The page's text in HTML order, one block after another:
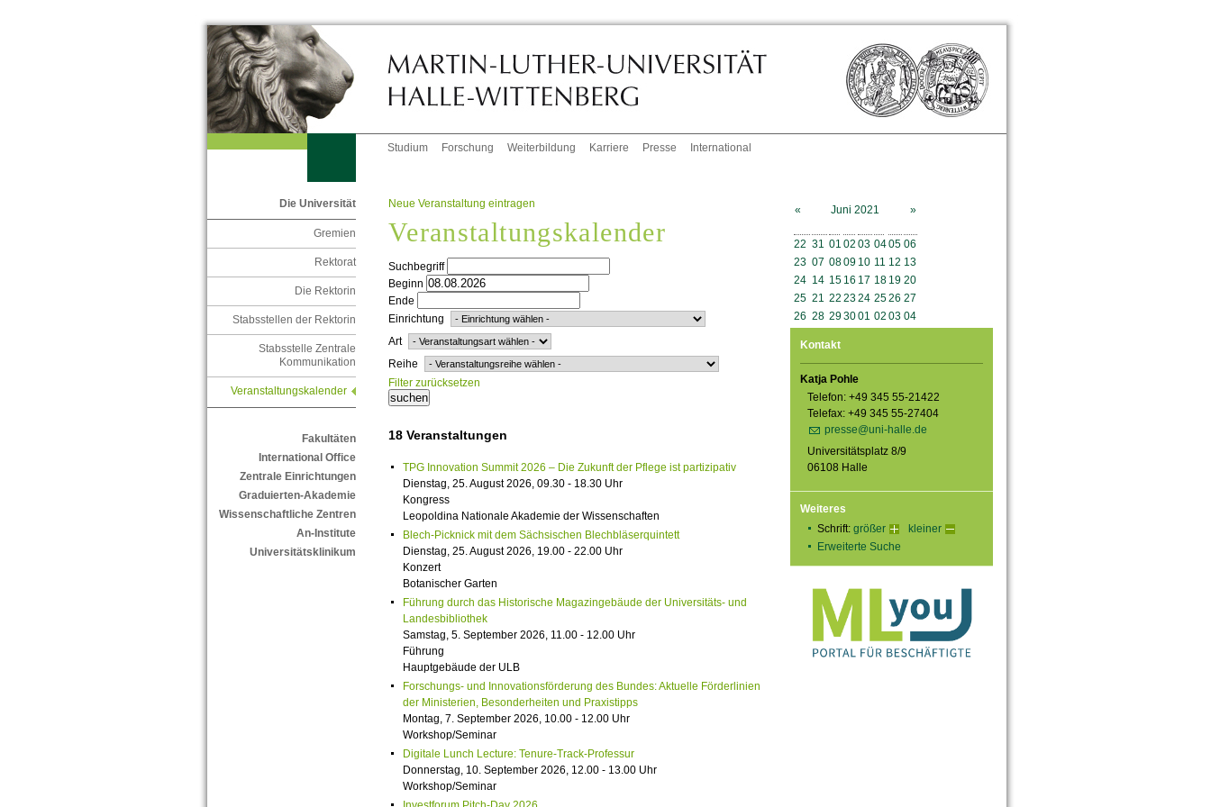
Studium Forschung Weiterbildung Karriere Presse International
Die Universität
Gremien
Rektorat
Die Rektorin
Stabsstellen der Rektorin
Stabsstelle Zentrale
Kommunikation
Veranstaltungskalender
Fakultäten
International Office
Zentrale Einrichtungen
Graduierten-Akademie
Wissenschaftliche Zentren
An-Institute
Universitätsklinikum
« Juni 2021
»
22 31 01 02 03 0405 06
23 07 0809 10 11 12 13
24 14 15 16 17 18 19 20
25 21 22 2324 2526 27
26 28 293001 02 03 04
Kontakt
Katja Pohle
Telefon: +49 345 55-21422
Telefax: +49 345 55-27404
presse@uni-halle.de
Universitätsplatz 8/9
06108 Halle
Weiteres
Schrift: größer
kleiner
Erweiterte Suche
Neue Veranstaltung eintragen
Veranstaltungskalender
Suchbegriff
Beginn
Ende
Einrichtung
Art
Reihe
Filter zurücksetzen
18 Veranstaltungen
TPG Innovation Summit 2026 – Die Zukunft der Pflege ist partizipativ
Dienstag, 25. August 2026, 09.30 - 18.30 Uhr
Kongress
Leopoldina Nationale Akademie der Wissenschaften
Blech-Picknick mit dem Sächsischen Blechbläserquintett
Dienstag, 25. August 2026, 19.00 - 22.00 Uhr
Konzert
Botanischer Garten
Führung durch das Historische Magazingebäude der Universitäts- und
Landesbibliothek
Samstag, 5. September 2026, 11.00 - 12.00 Uhr
Führung
Hauptgebäude der ULB
Forschungs- und Innovationsförderung des Bundes: Aktuelle Förderlinien
der Ministerien, Besonderheiten und Praxistipps
Montag, 7. September 2026, 10.00 - 12.00 Uhr
Workshop/Seminar
Digitale Lunch Lecture: Tenure-Track-Professur
Donnerstag, 10. September 2026, 12.00 - 13.00 Uhr
Workshop/Seminar